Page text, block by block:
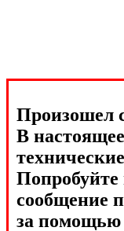
Произошел
В
Попробуйте
сообщение
за помощью